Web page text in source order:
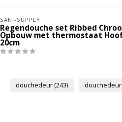
SANI-SUPPLY
Regendouche set Ribbed
Opbouw met thermostaat
20cm
douchedeur(243)